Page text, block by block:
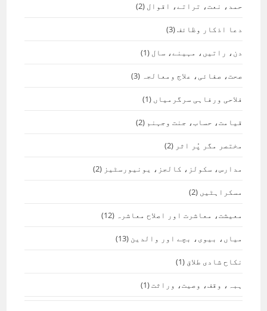
حمد، نعت، تراتے، اقوال (2)
دعا اذکار وظائف(3)
دن، راتیں، مہینے، سال (1)
صحت، صفائی، علاج ومعالجہ (3)
فلاحی ورفاہی سرگرمیاں (1)
قیامت، حساب، جنت وجہنم (2)
مختصر مگر پُر اثر (2)
مدارس، سکولز، کالجز، یونیورسٹیز (2)
مسکراہٹیں (2)
معیشت، معاشرت اور اصلاح معاشرہ (12)
میاں، بیوی، بچے اور والدین (13)
نکاح شادی طلاق (1)
ہبہ، وقف، وصیت، وراثت(1)